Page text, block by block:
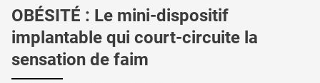
OBÉSITÉ : Le mini-dispositif
implantable qui court-circuite la
sensation de faim